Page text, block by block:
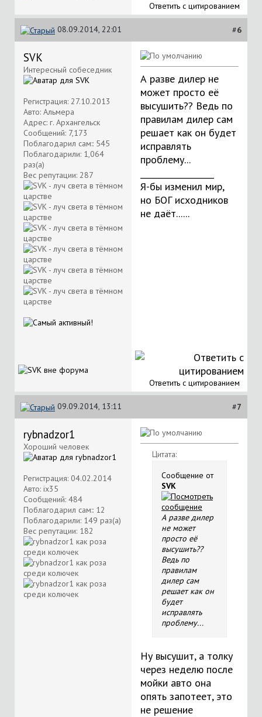
Ответить с цитированием
08.09.2014, 22:01 #6
SVK
Интересный собеседник
Регистрация: 27.10.2013
Авто: Альмера
Адрес: г. Архангельск
Сообщений: 7,173
Поблагодарил сам:: 545
Поблагодарили: 1,064
раз(а)
Вес репутации: 287
А разве дилер не
может просто её
высушить?? Ведь по
правилам дилер сам
решает как он будет
исправлять
проблему...
Я-бы изменил мир,
но БОГ исходников
не даёт......
Ответить с цитированием
09.09.2014, 13:11 #7
rybnadzor1
Хороший человек
Регистрация: 04.02.2014
Авто: ix35
Сообщений: 484
Поблагодарил сам:: 12
Поблагодарили: 149 раз(а)
Вес репутации: 182
Цитата:
Сообщение от
SVK
А разве дилер
не может
просто её
высушить??
Ведь по
правилам
дилер сам
решает как он
будет
исправлять
проблему...
Ну высушит, а толку
через неделю после
мойки авто она
опять запотеет, это
не решение